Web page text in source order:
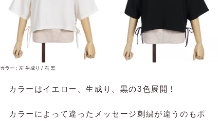
カラー : 左 生成り / 右 黒
カラーはイエロー、生成り、黒の3色展開！
カラーによって違ったメッセージ刺繍が違うのもポ